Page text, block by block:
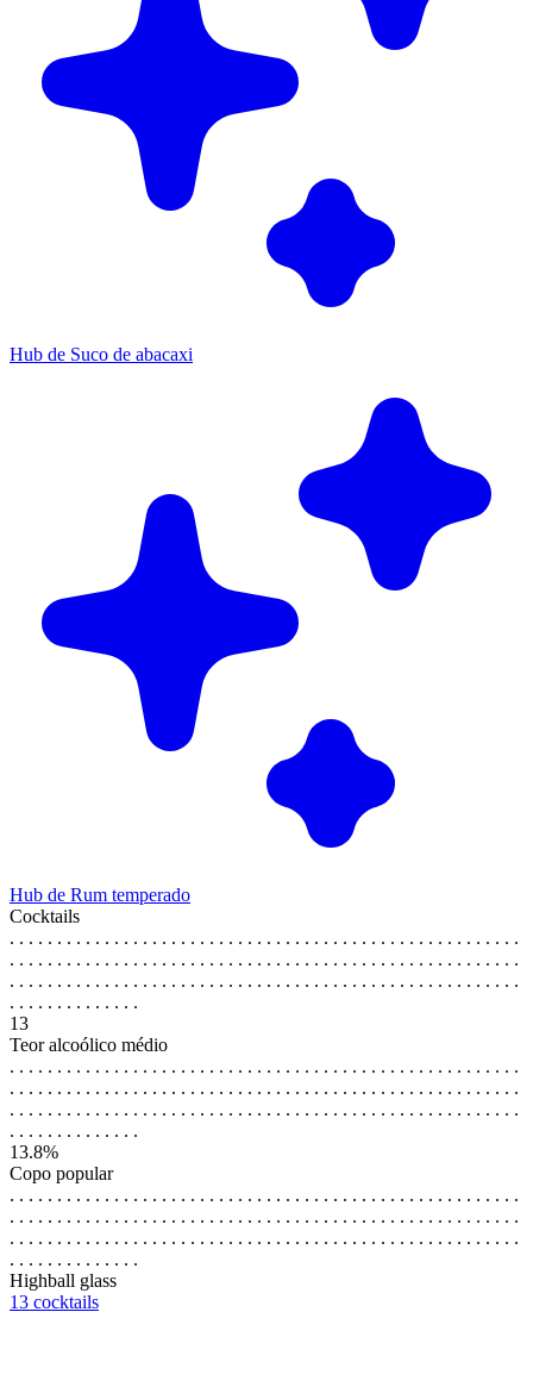
Hub de Suco de abacaxi
Hub de Rum temperado
Cocktails
. . . . . . . . . . . . . . . . . . . . . . . . . . . . . . . . . . . . . . . . . . . . . . . . . . . . . .
. . . . . . . . . . . . . . . . . . . . . . . . . . . . . . . . . . . . . . . . . . . . . . . . . . . . . .
. . . . . . . . . . . . . . . . . . . . . . . . . . . . . . . . . . . . . . . . . . . . . . . . . . . . . .
. . . . . . . . . . . . . .
13
Teor alcoólico médio
. . . . . . . . . . . . . . . . . . . . . . . . . . . . . . . . . . . . . . . . . . . . . . . . . . . . . .
. . . . . . . . . . . . . . . . . . . . . . . . . . . . . . . . . . . . . . . . . . . . . . . . . . . . . .
. . . . . . . . . . . . . . . . . . . . . . . . . . . . . . . . . . . . . . . . . . . . . . . . . . . . . .
. . . . . . . . . . . . . .
13.8%
Copo popular
. . . . . . . . . . . . . . . . . . . . . . . . . . . . . . . . . . . . . . . . . . . . . . . . . . . . . .
. . . . . . . . . . . . . . . . . . . . . . . . . . . . . . . . . . . . . . . . . . . . . . . . . . . . . .
. . . . . . . . . . . . . . . . . . . . . . . . . . . . . . . . . . . . . . . . . . . . . . . . . . . . . .
. . . . . . . . . . . . . .
Highball glass
13 cocktails